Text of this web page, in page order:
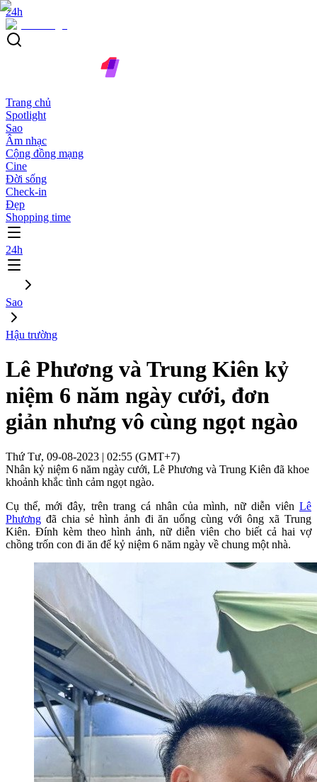
24h
Trang chủ
Spotlight
Sao
Âm nhạc
Cộng đồng mạng
Cine
Đời sống
Check-in
Đẹp
Shopping time
24h
Sao
Hậu trường
Lê Phương và Trung Kiên kỷ
niệm 6 năm ngày cưới, đơn
giản nhưng vô cùng ngọt ngào
Thứ Tư, 09-08-2023 | 02:55 (GMT+7)
Nhân kỷ niệm 6 năm ngày cưới, Lê Phương và Trung Kiên đã khoe
khoảnh khắc tình cảm ngọt ngào.
Cụ thể, mới đây, trên trang cá nhân của mình, nữ diễn viên Lê
Phương đã chia sẻ hình ảnh đi ăn uống cùng với ông xã Trung
Kiên. Đính kèm theo hình ảnh, nữ diễn viên cho biết cả hai vợ
chồng trốn con đi ăn để kỷ niệm 6 năm ngày về chung một nhà.